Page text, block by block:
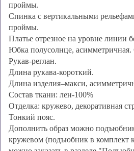
проймы.
Спинка с вертикальными
проймы.
Платье отрезное на уровне линии
Юбка полусолнце, асимметричная.
Рукав-реглан.
Длина рукава-короткий.
Длина изделия–макси,
Состав ткани: лен-100%
Отделка: кружево, декоративная
Тонкий пояс.
Дополнить образ можно
кружевом (подъюбник в комплект